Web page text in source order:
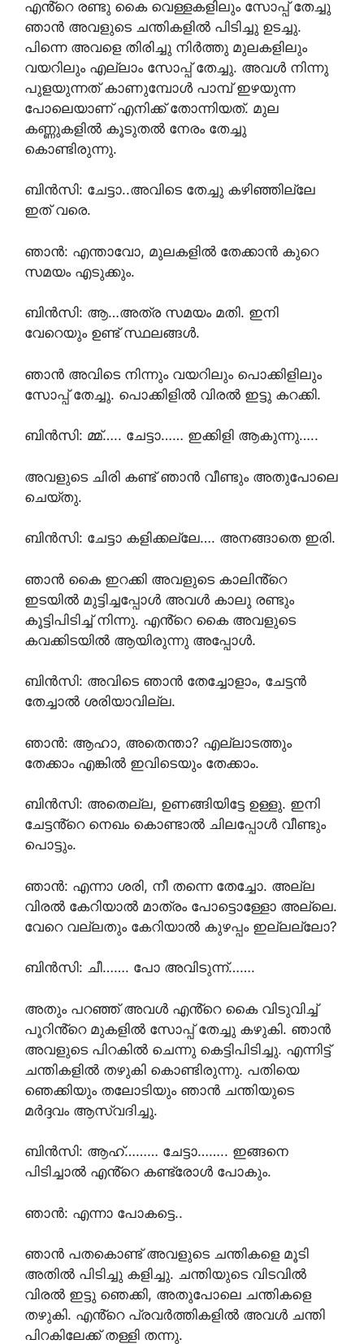
എൻ്റെ രണ്ടു കൈ വെള്ളകളിലും സോപ്പ് തേച്ചു
ഞാൻ അവളുടെ ചന്തികളിൽ പിടിച്ചു ഉടച്ചു.
പിന്നെ അവളെ തിരിച്ചു നിർത്തു മുലകളിലും
വയറിലും എല്ലാം സോപ്പ് തേച്ചു. അവൾ നിന്നു
പുളയുന്നത് കാണുമ്പോൾ പാമ്പ് ഇഴയുന്ന
പോലെയാണ് എനിക്ക് തോന്നിയത്. മുല
കണ്ണുകളിൽ കൂടുതൽ നേരം തേച്ചു
കൊണ്ടിരുന്നു.
ബിൻസി: ചേട്ടാ..അവിടെ തേച്ചു കഴിഞ്ഞില്ലേ
ഇത് വരെ.
ഞാൻ: എന്താവോ, മുലകളിൽ തേക്കാൻ കുറെ
സമയം എടുക്കും.
ബിൻസി: ആ…അത്ര സമയം മതി. ഇനി
വേറെയും ഉണ്ട് സ്ഥലങ്ങൾ.
ഞാൻ അവിടെ നിന്നും വയറിലും പൊക്കിളിലും
സോപ്പ് തേച്ചു. പൊക്കിളിൽ വിരൽ ഇട്ടു കറക്കി.
ബിൻസി: മ്മ്….. ചേട്ടാ…… ഇക്കിളി ആകുന്നു…..
അവളുടെ ചിരി കണ്ട് ഞാൻ വീണ്ടും അതുപോലെ
ചെയ്തു.
ബിൻസി: ചേട്ടാ കളിക്കല്ലേ…. അനങ്ങാതെ ഇരി.
ഞാൻ കൈ ഇറക്കി അവളുടെ കാലിൻ്റെ
ഇടയിൽ മുട്ടിച്ചപ്പോൾ അവൾ കാലു രണ്ടും
കൂട്ടിപിടിച്ച് നിന്നു. എൻ്റെ കൈ അവളുടെ
കവക്കിടയിൽ ആയിരുന്നു അപ്പോൾ.
ബിൻസി: അവിടെ ഞാൻ തേച്ചോളാം, ചേട്ടൻ
തേച്ചാൽ ശരിയാവില്ല.
ഞാൻ: ആഹാ, അതെന്താ? എല്ലാടത്തും
തേക്കാം എങ്കിൽ ഇവിടെയും തേക്കാം.
ബിൻസി: അതെല്ല, ഉണങ്ങിയിട്ടേ ഉള്ളു. ഇനി
ചേട്ടൻ്റെ നെഖം കൊണ്ടാൽ ചിലപ്പോൾ വീണ്ടും
പൊട്ടും.
ഞാൻ: എന്നാ ശരി, നീ തന്നെ തേച്ചോ. അല്ല
വിരൽ കേറിയാൽ മാത്രം പോട്ടൊള്ളോ അല്ലെ.
വേറെ വല്ലതും കേറിയാൽ കുഴപ്പം ഇല്ലല്ലോ?
ബിൻസി: ചീ……. പോ അവിടുന്ന്…….
അതും പറഞ്ഞ് അവൾ എൻ്റെ കൈ വിടുവിച്ച്
പൂറിൻ്റെ മുകളിൽ സോപ്പ് തേച്ചു കഴുകി. ഞാൻ
അവളുടെ പിറകിൽ ചെന്നു കെട്ടിപിടിച്ചു. എന്നിട്ട്
ചന്തികളിൽ തഴുകി കൊണ്ടിരുന്നു. പതിയെ
ഞെക്കിയും തലോടിയും ഞാൻ ചന്തിയുടെ
മർദ്ദവം ആസ്വദിച്ചു.
ബിൻസി: ആഹ്……… ചേട്ടാ…….. ഇങ്ങനെ
പിടിച്ചാൽ എൻ്റെ കണ്ട്രോൾ പോകും.
ഞാൻ: എന്നാ പോകട്ടെ..
ഞാൻ പതകൊണ്ട് അവളുടെ ചന്തികളെ മൂടി
അതിൽ പിടിച്ചു കളിച്ചു. ചന്തിയുടെ വിടവിൽ
വിരൽ ഇട്ടു ഞെക്കി, അതുപോലെ ചന്തികളെ
തഴുകി. എൻ്റെ പ്രവർത്തികളിൽ അവൾ ചന്തി
പിറകിലേക്ക് തള്ളി തന്നു.